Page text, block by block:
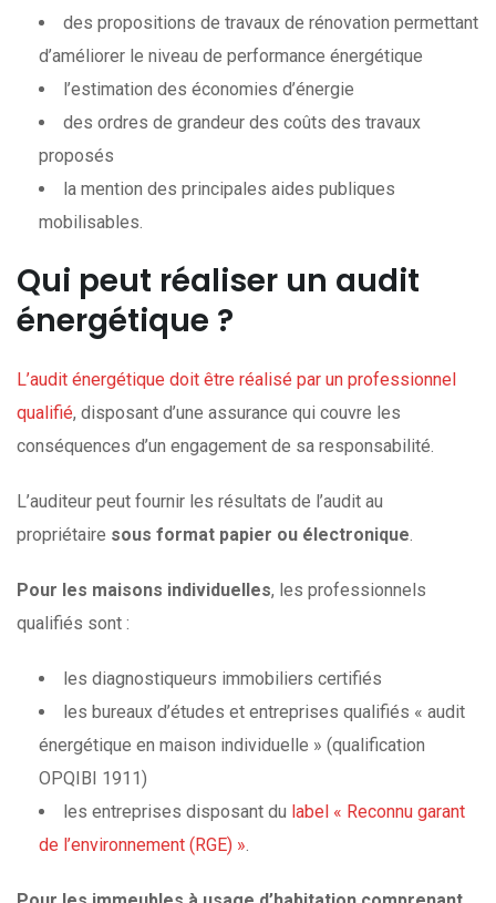
des propositions de travaux de rénovation permettant
d’améliorer le niveau de performance énergétique
l’estimation des économies d’énergie
des ordres de grandeur des coûts des travaux
proposés
la mention des principales aides publiques
mobilisables.
Qui peut réaliser un audit
énergétique ?
L’audit énergétique doit être réalisé par un professionnel
qualifié, disposant d’une assurance qui couvre les
conséquences d’un engagement de sa responsabilité.
L’auditeur peut fournir les résultats de l’audit au
propriétaire sous format papier ou électronique.
Pour les maisons individuelles, les professionnels
qualifiés sont :
les diagnostiqueurs immobiliers certifiés
les bureaux d’études et entreprises qualifiés « audit
énergétique en maison individuelle » (qualification
OPQIBI 1911)
les entreprises disposant du label « Reconnu garant
de l’environnement (RGE) ».